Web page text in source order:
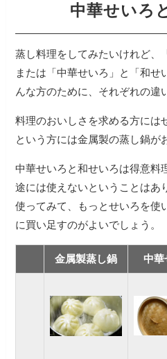
中華せいろ
蒸し料理をしてみたいけれど、
または「中華せいろ」と「和
んな方のために、それぞれの違
料理のおいしさを求める方には
という方には金属製の蒸し鍋が
中華せいろと和せいろは得意料
途には使えないということはあ
使ってみて、もっとせいろを使
に買い足すのがよいでしょう。
金属製蒸し鍋 中華